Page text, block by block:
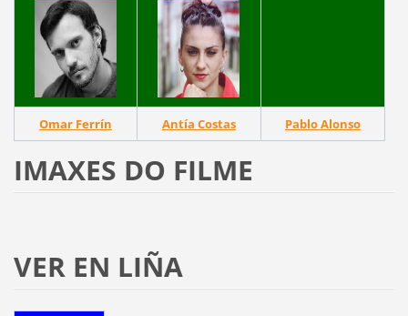
Omar Ferrín Antía Costas Pablo Alonso
IMAXES DO FILME
VER EN LIÑA